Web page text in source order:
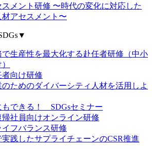
スメント研修 〜時代の変化に対応した
材アセスメント〜
▼
で生産性を最大化する赴任者研修（中小
向け研修
ためのダイバーシティ人材を活用しよ
もできる！ SDGsセミナー
社員向けオンライン研修
イフバランス研修
践したサプライチェーンのCSR推進